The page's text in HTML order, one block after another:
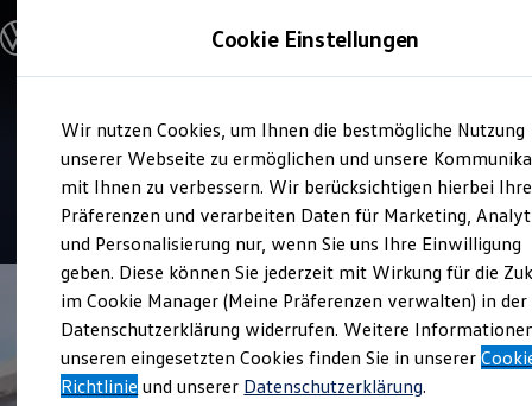
Hauptinhalt
springen
Footer
springen
Modelle und Konfigurator
Modelle vergleichen
Elektroautos
ENERGY Sondermodelle
Nutzfahrzeuge
SUV und CUV
Familienautos
Kombis
Kompaktwagen
Sportwagen
Schnell verfügbare Fahrzeuge
Angebote und Produkte
Aktuelle Angebote
E-Auto-Förderung
Volkswagen Marktplatz
Service
Autohaus Wandler
4.8| 19 Bewertungen
Cookie Einstellungen
Wir nutzen Cookies, um Ihnen die bestmögliche Nutzung
unserer Webseite zu ermöglichen und unsere
mit Ihnen zu verbessern. Wir berücksichtigen hierbei Ihre
Präferenzen und verarbeiten Daten für Marketing,
und Personalisierung nur, wenn Sie uns Ihre Einwilligung
geben. Diese können Sie jederzeit mit Wirkung für die
im Cookie Manager (Meine Präferenzen verwalten) in der
Datenschutzerklärung widerrufen. Weitere
unseren eingesetzten Cookies finden Sie in unserer
Richtlinie und unserer Datenschutzerklärung.